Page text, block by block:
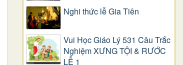
Nghi thức lễ Gia Tiên
Vui Học Giáo Lý 531 Câu Trắc
Nghiệm XƯNG TỘI & RƯỚC
LỄ 1